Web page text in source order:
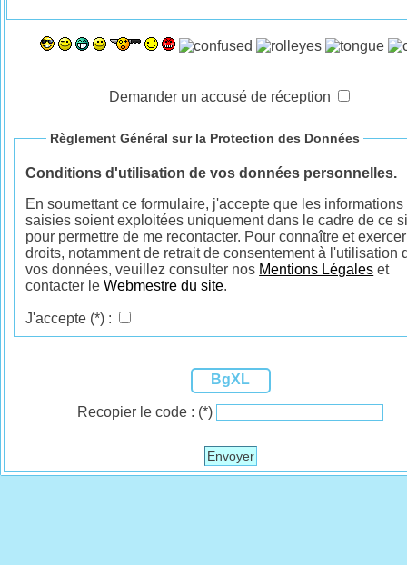
Demander un accusé de réception
Règlement Général sur la Protection des Données
Conditions d'utilisation de vos données personnelles.
En soumettant ce formulaire, j'accepte que les informations
saisies soient exploitées uniquement dans le cadre de ce
pour permettre de me recontacter. Pour connaître et
droits, notamment de retrait de consentement à l'utilisation
vos données, veuillez consulter nos Mentions Légales et
contacter leWebmestre du site.
J'accepte (*) :
BgXL
Recopier le code : (*)
Envoyer